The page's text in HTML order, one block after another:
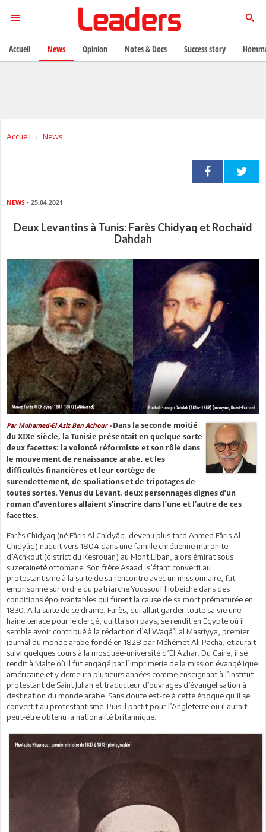
Accueil News
NEWS - 25.04.2021
Deux Levantins à Tunis: Farès Chidyaq et Rochaïd
Dahdah
Par Mohamed-El Aziz Ben Achour -Dans la seconde moitié
du XIXe siècle, la Tunisie présentait en quelque sorte
deux facettes: la volonté réformiste et son rôle dans
le mouvement de renaissance arabe, et les
difficultés financières et leur cortège de
surendettement, de spoliations et de tripotages de
toutes sortes. Venus du Levant, deux personnages dignes d’un
roman d’aventures allaient s’inscrire dans l’une et l’autre de ces
facettes.
Farès Chidyaq (né Fâris Al Chidyâq, devenu plus tard Ahmed Fâris Al
Chidyâq) naquit vers 1804 dans une famille chrétienne maronite
d’Achkout (district du Kesrouan) au Mont Liban, alors émirat sous
suzeraineté ottomane. Son frère Asaad, s’étant converti au
protestantisme à la suite de sa rencontre avec un missionnaire, fut
emprisonné sur ordre du patriarche Youssouf Hobeiche dans des
conditions épouvantables qui furent la cause de sa mort prématurée en
1830. A la suite de ce drame, Farès, qui allait garder toute sa vie une
haine tenace pour le clergé, quitta son pays, se rendit en Egypte où il
semble avoir contribué à la rédaction d’Al Waqâ’i al Masriyya, premier
journal du monde arabe fondé en 1828 par Méhémet Ali Pacha, et aurait
suivi quelques cours à la mosquée-université d’El Azhar. Du Caire, il se
rendit à Malte où il fut engagé par l’imprimerie de la mission évangélique
américaine et y demeura plusieurs années comme enseignant à l’institut
protestant de Saint Julian et traducteur d’ouvrages d’évangélisation à
destination du monde arabe. Sans doute est-ce à cette époque qu’il se
convertit au protestantisme. Puis il partit pour l’Angleterre où il aurait
peut-être obtenu la nationalité britannique.
Accueil News Opinion Notes & Docs Success story